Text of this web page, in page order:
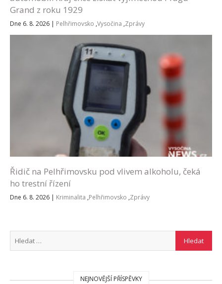
Grand z roku 1929
Dne 6. 8. 2026 | Pelhřimovsko ,Vysočina ,Zprávy
Řidič na Pelhřimovsku pod vlivem alkoholu, čeká
ho trestní řízení
Dne 6. 8. 2026 | Kriminalita ,Pelhřimovsko ,Zprávy
NEJNOVĚJŠÍ PŘÍSPĚVKY